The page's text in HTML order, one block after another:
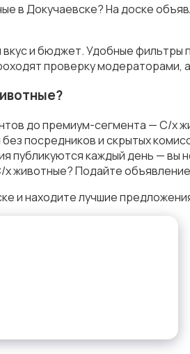
в Докучаевске? На доске
и бюджет. Удобные
проверку
до премиум-сегмента — С/х
посредников и скрытых
публикуются каждый день — вы
животные? Подайте объявление
и находите лучшие